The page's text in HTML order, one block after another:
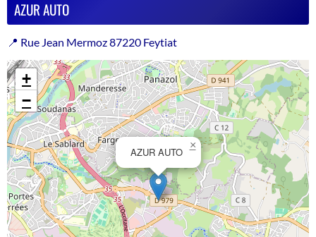
AZUR AUTO
📍 Rue Jean Mermoz 87220 Feytiat
AZUR AUTO
×
+
−